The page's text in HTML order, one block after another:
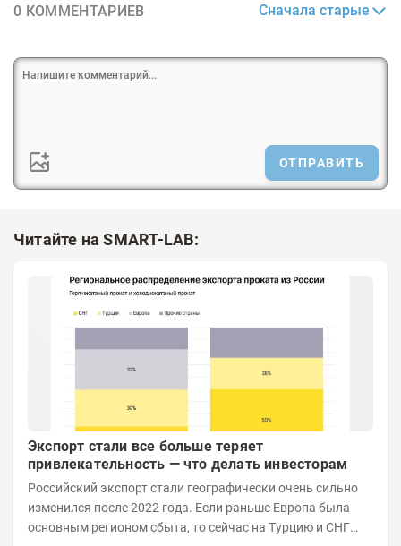
0 КОММЕНТАРИЕВ Сначала старые
ОТПРАВИТЬ
Читайте на SMART-LAB:
Экспорт стали все больше теряет
привлекательность — что делать инвесторам
Российский экспорт стали географически очень сильно
изменился после 2022 года. Если раньше Европа была
основным регионом сбыта, то сейчас на Турцию и СНГ